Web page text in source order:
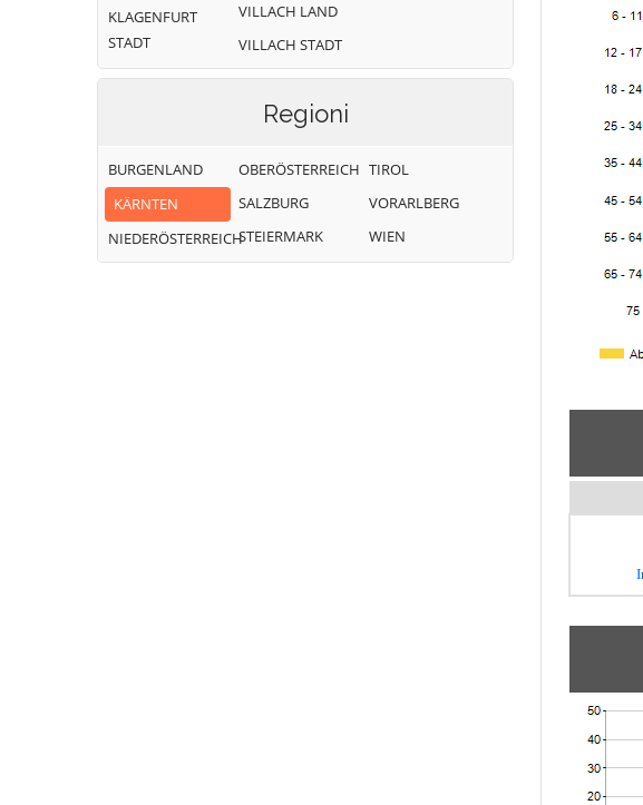
KLAGENFURT
STADT
VILLACH LAND
VILLACH STADT
Regioni
BURGENLAND
KÄRNTEN
NIEDERÖSTERREICH
OBERÖSTERREICH
SALZBURG
STEIERMARK
TIROL
VORARLBERG
WIEN